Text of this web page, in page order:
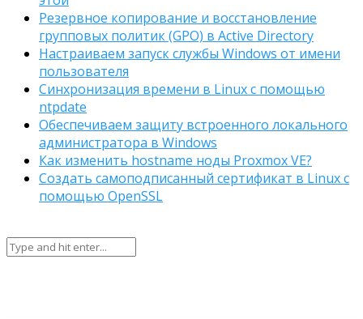
Резервное копирование и восстановление
групповых политик (GPO) в Active Directory
Настраиваем запуск службы Windows от имени
пользователя
Синхронизация времени в Linux с помощью
ntpdate
Обеспечиваем защиту встроенного локального
администратора в Windows
Как изменить hostname ноды Proxmox VE?
Создать самоподписанный сертификат в Linux с
помощью OpenSSL